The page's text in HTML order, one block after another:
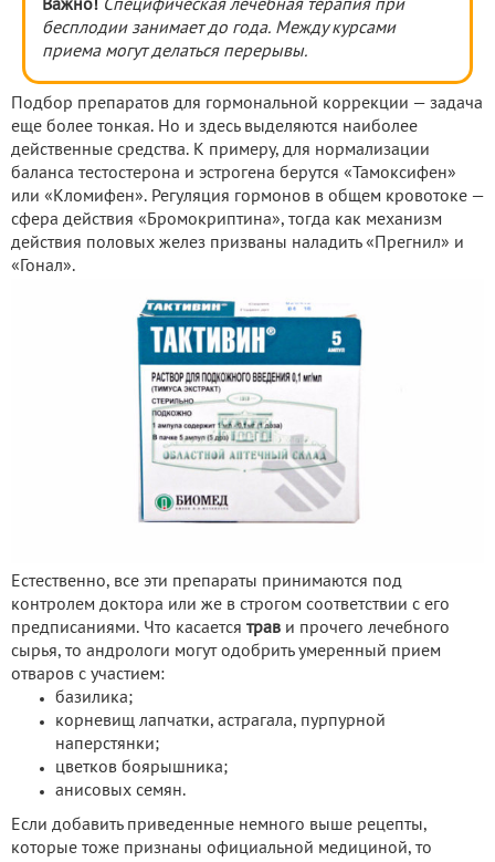
Важно! Специфическая лечебная терапия при
бесплодии занимает до года. Между курсами
приема могут делаться перерывы.
Подбор препаратов для гормональной коррекции — задача
еще более тонкая. Но и здесь выделяются наиболее
действенные средства. К примеру, для нормализации
баланса тестостерона и эстрогена берутся «Тамоксифен»
или «Кломифен». Регуляция гормонов в общем кровотоке —
сфера действия «Бромокриптина», тогда как механизм
действия половых желез призваны наладить «Прегнил» и
«Гонал».
Естественно, все эти препараты принимаются под
контролем доктора или же в строгом соответствии с его
предписаниями. Что касается трав и прочего лечебного
сырья, то андрологи могут одобрить умеренный прием
отваров с участием:
базилика;
корневищ лапчатки, астрагала, пурпурной
наперстянки;
цветков боярышника;
анисовых семян.
Если добавить приведенные немного выше рецепты,
которые тоже признаны официальной медициной, то